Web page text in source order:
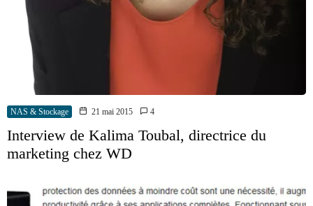
NAS & Stockage 21 mai 2015 4
Interview de Kalima Toubal, directrice du
marketing chez WD